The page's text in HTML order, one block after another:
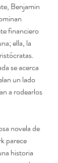
Benjamin
financiero
ella, la
se acerca
un lado
a rodearlos
novela de
parece
historia